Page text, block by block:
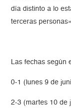
día distinto a lo
terceras
Las fechas según
0-1 (lunes 9 de
2-3 (martes 10 de